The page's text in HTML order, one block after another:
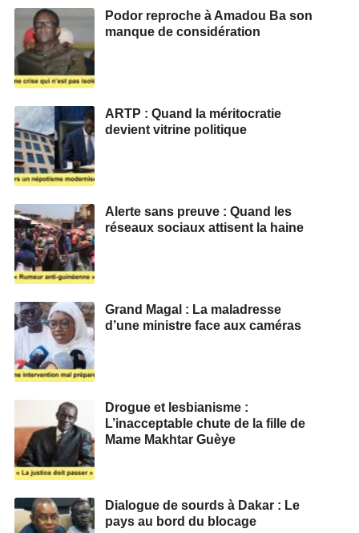
Podor reproche à Amadou Ba son
manque de considération
ARTP : Quand la méritocratie
devient vitrine politique
Alerte sans preuve : Quand les
réseaux sociaux attisent la haine
Grand Magal : La maladresse
d’une ministre face aux caméras
Drogue et lesbianisme :
L’inacceptable chute de la fille de
Mame Makhtar Guèye
Dialogue de sourds à Dakar : Le
pays au bord du blocage